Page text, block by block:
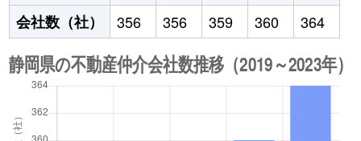
会社数（社）
356 356 359 360 364